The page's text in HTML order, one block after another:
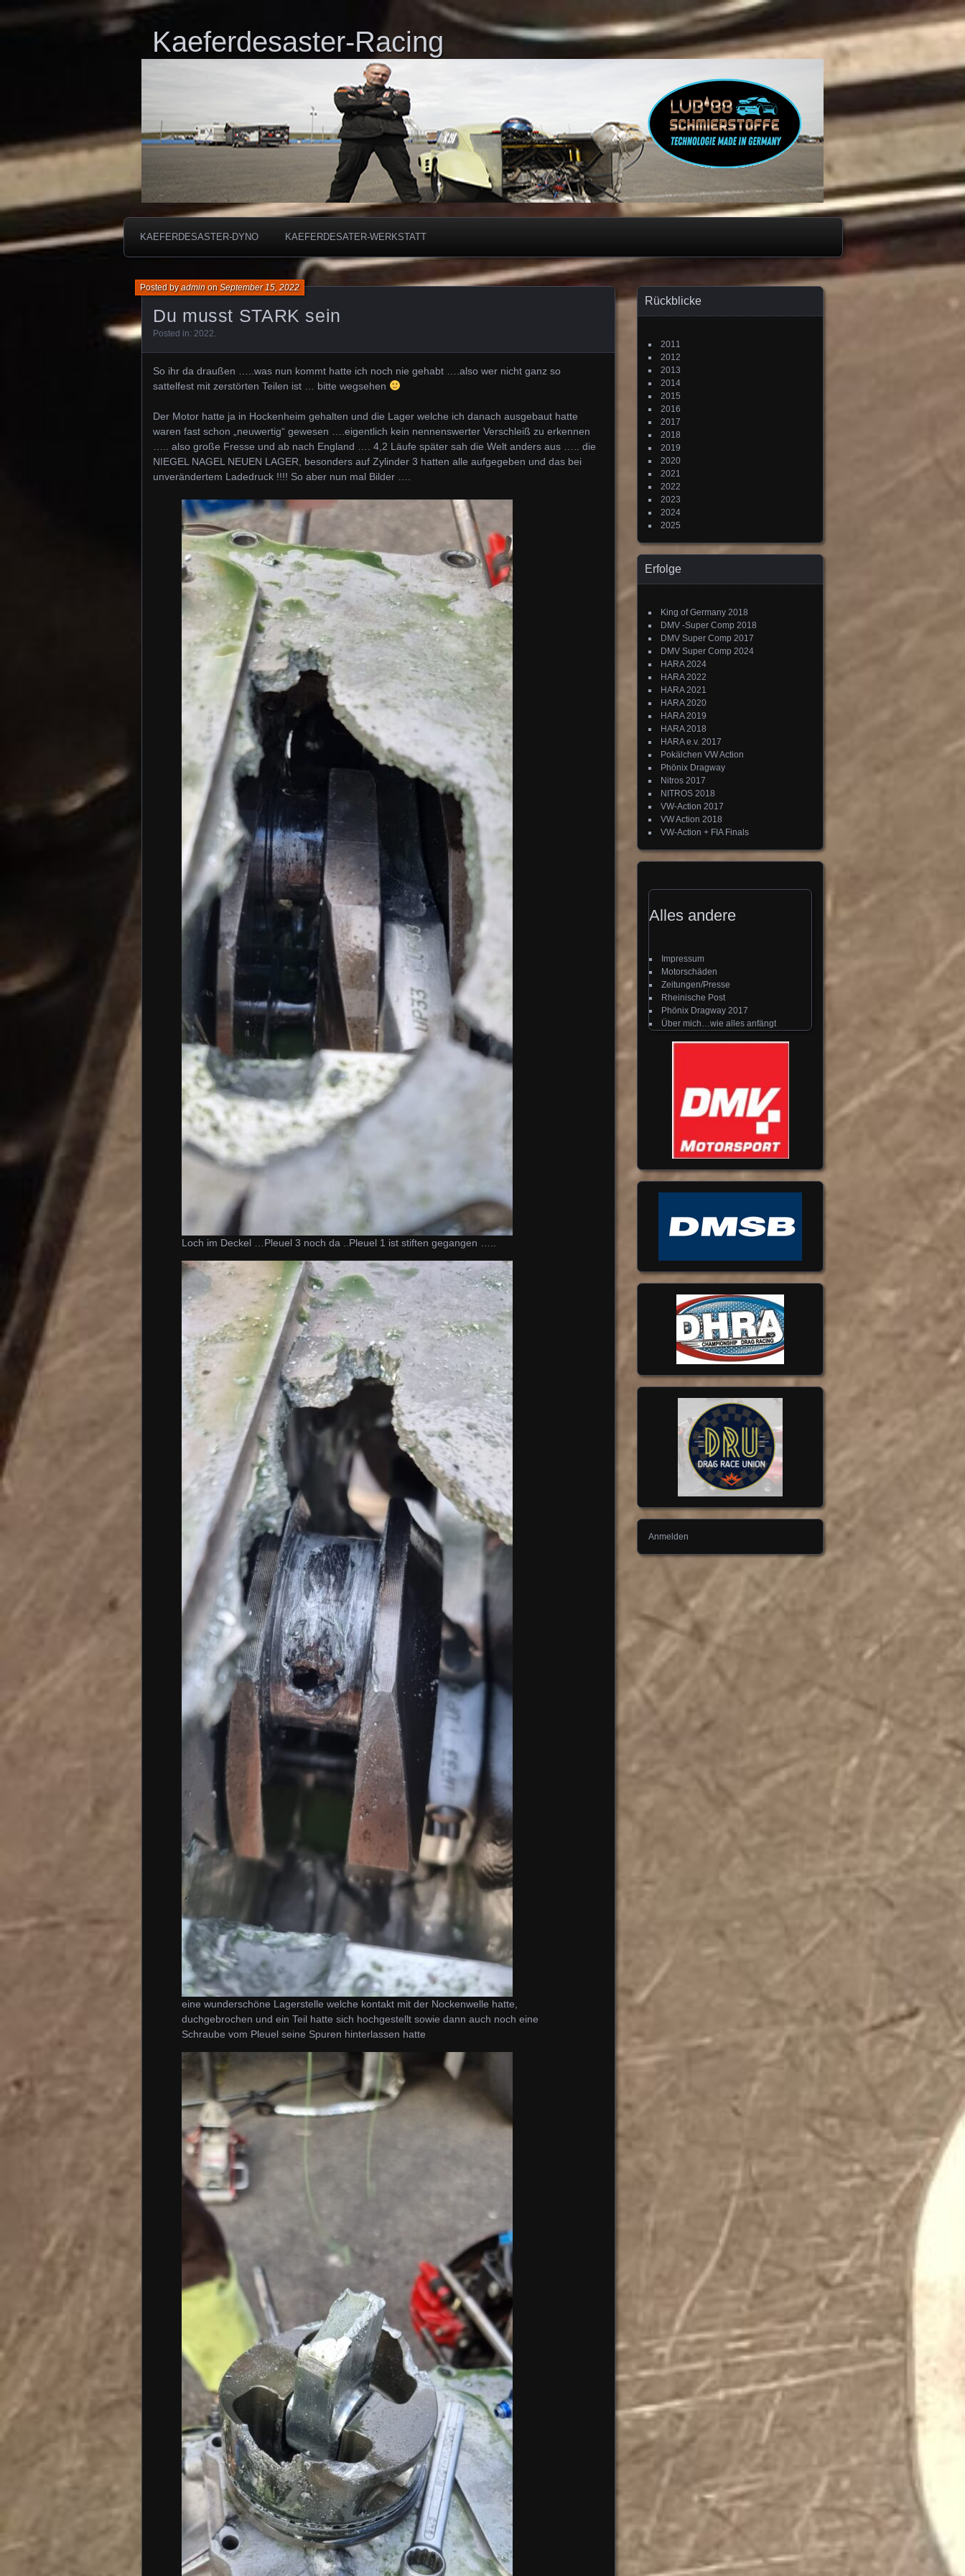
Kaeferdesaster-Racing
KAEFERDESASTER-DYNO KAEFERDESATER-WERKSTATT
Du musst STARK sein
Posted byadminonSeptember 15, 2022
Posted in: 2022.
So ihr da draußen …..was nun kommt hatte ich noch nie gehabt ….also wer nicht ganz so
sattelfest mit zerstörten Teilen ist … bitte wegsehen
Der Motor hatte ja in Hockenheim gehalten und die Lager welche ich danach ausgebaut hatte
waren fast schon „neuwertig“ gewesen ….eigentlich kein nennenswerter Verschleiß zu erkennen
….. also große Fresse und ab nach England …. 4,2 Läufe später sah die Welt anders aus ….. die
NIEGEL NAGEL NEUEN LAGER, besonders auf Zylinder 3 hatten alle aufgegeben und das bei
unverändertem Ladedruck !!!! So aber nun mal Bilder ….
Loch im Deckel …Pleuel 3 noch da ..Pleuel 1 ist stiften gegangen …..
eine wunderschöne Lagerstelle welche kontakt mit der Nockenwelle hatte,
duchgebrochen und ein Teil hatte sich hochgestellt sowie dann auch noch eine
Schraube vom Pleuel seine Spuren hinterlassen hatte
Rückblicke
2011
2012
2013
2014
2015
2016
2017
2018
2019
2020
2021
2022
2023
2024
2025
Erfolge
King of Germany 2018
DMV -Super Comp 2018
DMV Super Comp 2017
DMV Super Comp 2024
HARA 2024
HARA 2022
HARA 2021
HARA 2020
HARA 2019
HARA 2018
HARA e.v. 2017
Pokälchen VW Action
Phönix Dragway
Nitros 2017
NITROS 2018
VW-Action 2017
VW Action 2018
VW-Action + FIA Finals
Alles andere
Impressum
Motorschäden
Zeitungen/Presse
Rheinische Post
Phönix Dragway 2017
Über mich…wie alles anfängt
Anmelden